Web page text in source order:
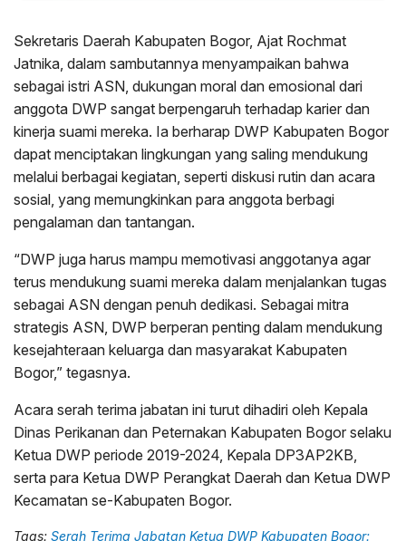
Sekretaris Daerah Kabupaten Bogor, Ajat Rochmat
Jatnika, dalam sambutannya menyampaikan bahwa
sebagai istri ASN, dukungan moral dan emosional dari
anggota DWP sangat berpengaruh terhadap karier dan
kinerja suami mereka. Ia berharap DWP Kabupaten Bogor
dapat menciptakan lingkungan yang saling mendukung
melalui berbagai kegiatan, seperti diskusi rutin dan acara
sosial, yang memungkinkan para anggota berbagi
pengalaman dan tantangan.
“DWP juga harus mampu memotivasi anggotanya agar
terus mendukung suami mereka dalam menjalankan tugas
sebagai ASN dengan penuh dedikasi. Sebagai mitra
strategis ASN, DWP berperan penting dalam mendukung
kesejahteraan keluarga dan masyarakat Kabupaten
Bogor,” tegasnya.
Acara serah terima jabatan ini turut dihadiri oleh Kepala
Dinas Perikanan dan Peternakan Kabupaten Bogor selaku
Ketua DWP periode 2019-2024, Kepala DP3AP2KB,
serta para Ketua DWP Perangkat Daerah dan Ketua DWP
Kecamatan se-Kabupaten Bogor.
Tags: Serah Terima Jabatan Ketua DWP Kabupaten Bogor: